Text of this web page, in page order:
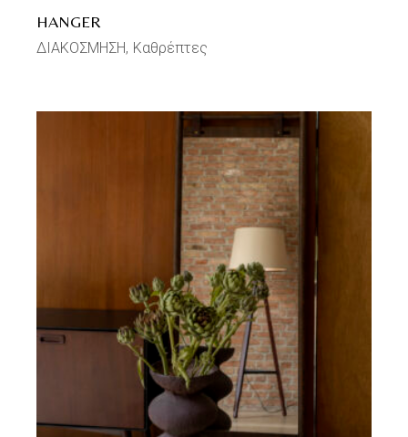
HANGER
ΔΙΑΚΟΣΜΗΣΗ Καθρέπτες